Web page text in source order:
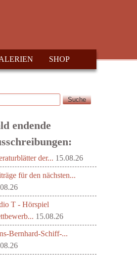
SHOP
endende
der... 15.08.26
für den nächsten...
T - Hörspiel
15.08.26
Bernhard-Schiff-...